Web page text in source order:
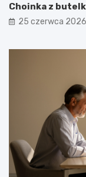
Choinka z
25 czerwca 2026